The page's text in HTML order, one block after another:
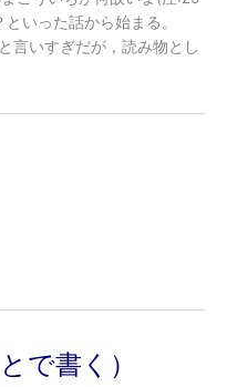
いった話から始まる。
言いすぎだが，読み物とし
で書く）